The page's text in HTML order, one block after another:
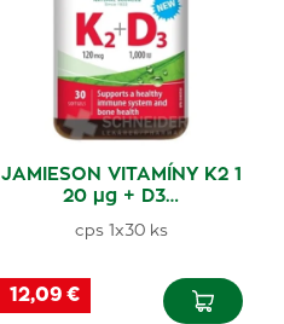
JAMIESON VITAMÍNY K2 1
20 µg + D3…
cps 1x30 ks
12,09 €